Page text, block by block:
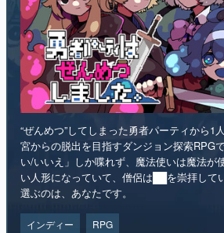
“ぜんめつ”してしまった勇者パーティから1
宮からの脱出を目指すダンジョン探索RPG
い/いいえ」しか喋れず、魔法使いは魔法が
選ぶのは、あなたです。
インディー RPG
リリース日：2026年第4四半期